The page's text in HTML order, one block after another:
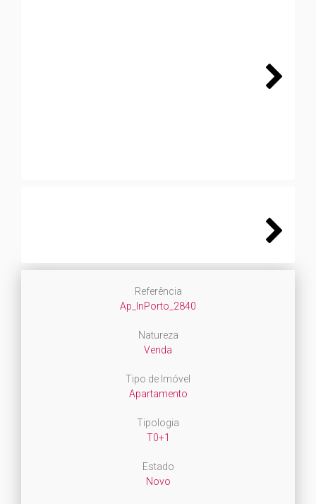
Referência
Ap_InPorto_2840
Natureza
Venda
Tipo de Imóvel
Apartamento
Tipologia
T0+1
Estado
Novo